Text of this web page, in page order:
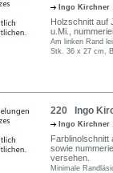
Ingo Kirchner
Holzschnitt auf
u.Mi.,
Am linken Rand
Stk. 36 x 27 cm,
220 Ingo
Ingo Kirchner
Farblinolschnitt
sowie
versehen.
Minimale